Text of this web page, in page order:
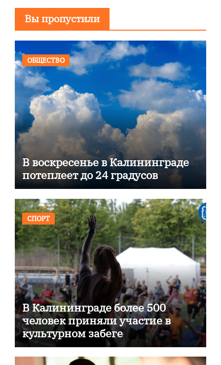
Вы пропустили
ОБЩЕСТВО
В воскресенье в Калининграде
потеплеет до 24 градусов
СПОРТ
В Калининграде более 500
человек приняли участие в
культурном забеге